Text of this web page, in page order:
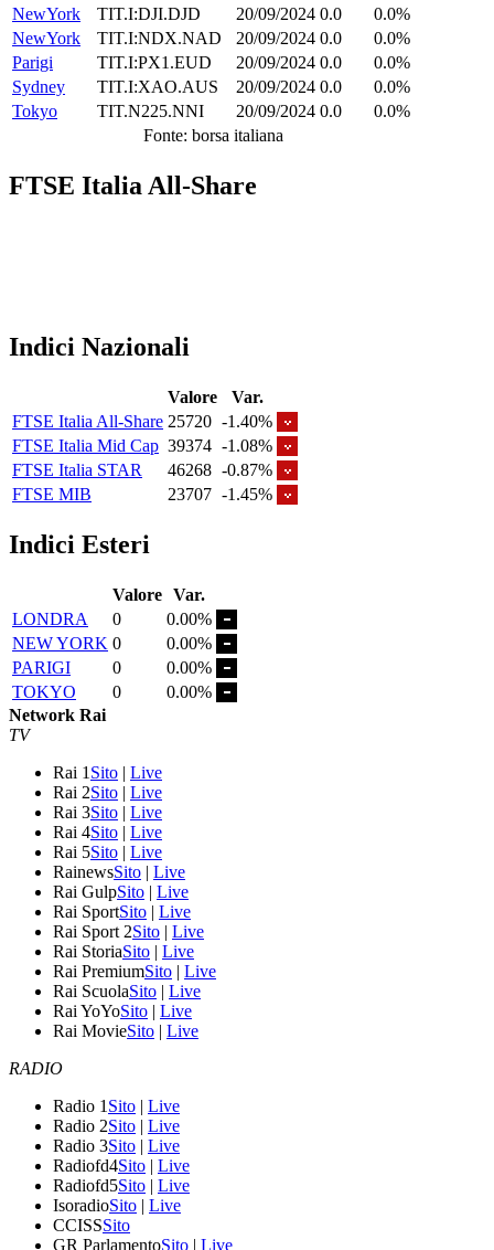
NewYork
TIT.I:DJI.DJD 20/09/2024 0.0
0.0%
NewYork
TIT.I:NDX.NAD 20/09/2024 0.0
0.0%
Parigi
TIT.I:PX1.EUD 20/09/2024 0.0
0.0%
Sydney
TIT.I:XAO.AUS 20/09/2024 0.0
0.0%
Tokyo
TIT.N225.NNI 20/09/2024 0.0
0.0%
Fonte: borsa italiana
FTSE Italia All-Share
Indici Nazionali
Valore
Var.
FTSE Italia All-Share 25720 -1.40%
FTSE Italia Mid Cap 39374 -1.08%
FTSE Italia STAR
46268 -0.87%
FTSE MIB
23707 -1.45%
Indici Esteri
Valore Var.
LONDRA
0
0.00%
NEW YORK 0
0.00%
PARIGI
0
0.00%
TOKYO
0
0.00%
Network Rai
TV
Rai 1 Sito | Live
Rai 2Sito | Live
Rai 3Sito | Live
Rai 4Sito | Live
Rai 5Sito | Live
RainewsSito | Live
Rai GulpSito | Live
Rai SportSito | Live
Rai Sport 2Sito | Live
Rai StoriaSito | Live
Rai PremiumSito | Live
Rai ScuolaSito | Live
Rai YoYoSito | Live
Rai MovieSito | Live
RADIO
Radio 1 Sito | Live
Radio 2Sito | Live
Radio 3Sito | Live
Radiofd4Sito | Live
Radiofd5Sito | Live
IsoradioSito | Live
CCISSSito
GR ParlamentoSito | Live